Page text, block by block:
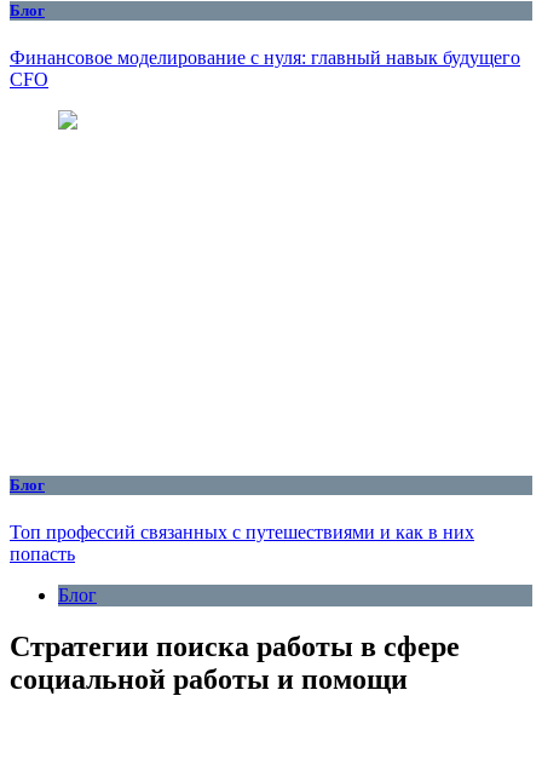
Блог
Финансовое моделирование с нуля: главный навык будущего
CFO
Блог
Топ профессий связанных с путешествиями и как в них
попасть
Блог
Стратегии поиска работы в сфере
социальной работы и помощи